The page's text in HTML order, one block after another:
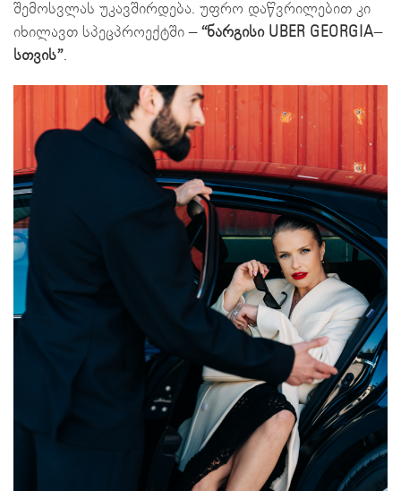
შემოსვლას უკავშირდება. უფრო დაწვრილებით კი
იხილავთ სპეცპროექტში – “ნარგისი UBER GEORGIA–
სთვის”.